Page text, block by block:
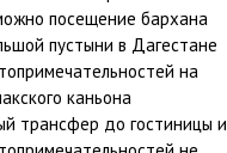
посещение бархана
пустыни в Дагестане
на
каньона
трансфер до гостиницы и